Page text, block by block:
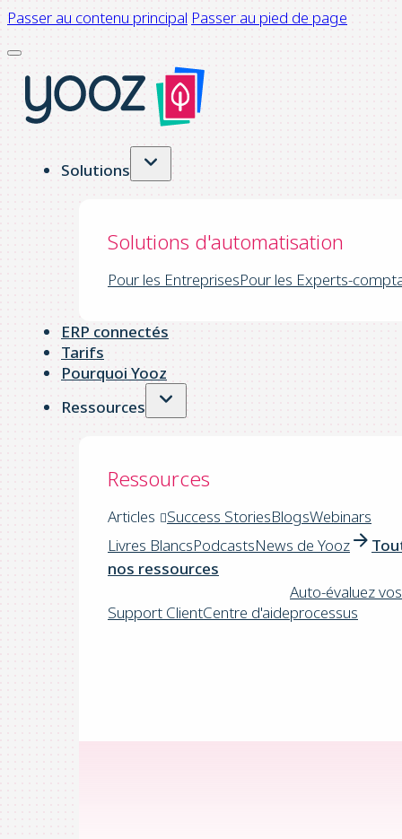
Passer au contenu principal Passer au pied de page
Solutions
Solutions d'automatisation
Pour les EntreprisesPour les Experts-
ERP connectés
Tarifs
Pourquoi Yooz
Ressources
Ressources
Articles Success StoriesBlogsWebinars
Livres BlancsPodcastsNews de Yooz
nos ressources
Support ClientCentre d'aide
Auto-évaluez vos
processus